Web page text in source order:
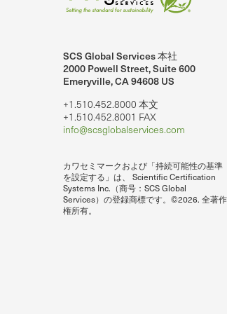
SCS Global Services 本社
2000 Powell Street, Suite 600
Emeryville, CA 94608 US
+1.510.452.8000 本文
+1.510.452.8001 FAX
info@scsglobalservices.com
カワセミマークおよび「持続可能性の基準
を設定する」は、 Scientific Certification
Systems Inc.（商号：SCS Global
Services）の登録商標です。©2026. 全著作
権所有。